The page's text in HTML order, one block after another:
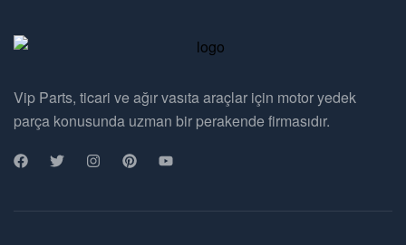
Vip Parts, ticari ve ağır vasıta araçlar için motor yedek
parça konusunda uzman bir perakende firmasıdır.